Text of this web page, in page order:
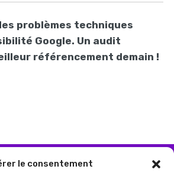
le consentement
problèmes techniques
Google. Un audit
référencement demain !